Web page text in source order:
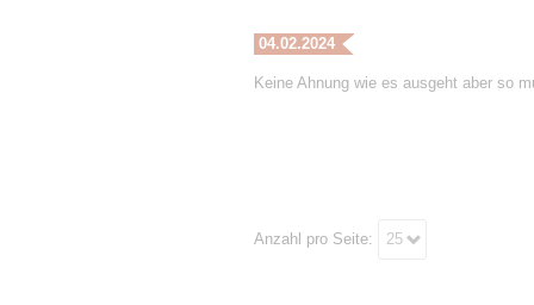
04.02.2024
Keine Ahnung wie es ausgeht aber so
Anzahl pro Seite: 25